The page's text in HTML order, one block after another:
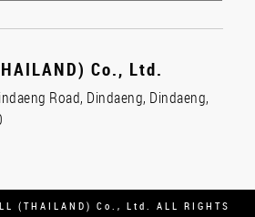
Co., Ltd.
Road, Dindaeng, Dindaeng,
(THAILAND) Co., Ltd. ALL RIGHTS